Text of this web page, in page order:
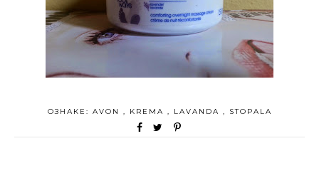
ОЗНАКЕ: AVON , KREMA , LAVANDA , STOPALA